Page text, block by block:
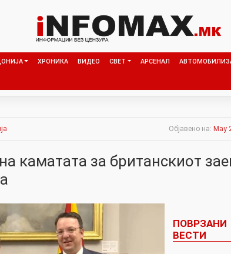
ХРОНИКА ВИДЕО СВЕТ АРСЕНАЛ
Објавено на: May
каматата за британскиот
ПОВРЗАНИ
ВЕСТИ